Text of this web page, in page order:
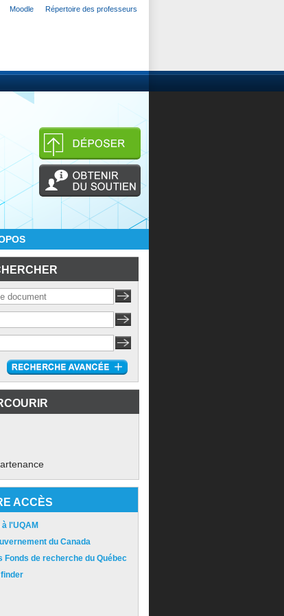
Moodle Répertoire des professeurs
ACCÈS
l'UQAM
du Canada
Fonds de recherche du Québec